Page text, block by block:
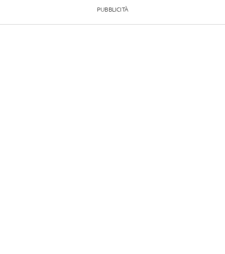
PUBBLICITÀ